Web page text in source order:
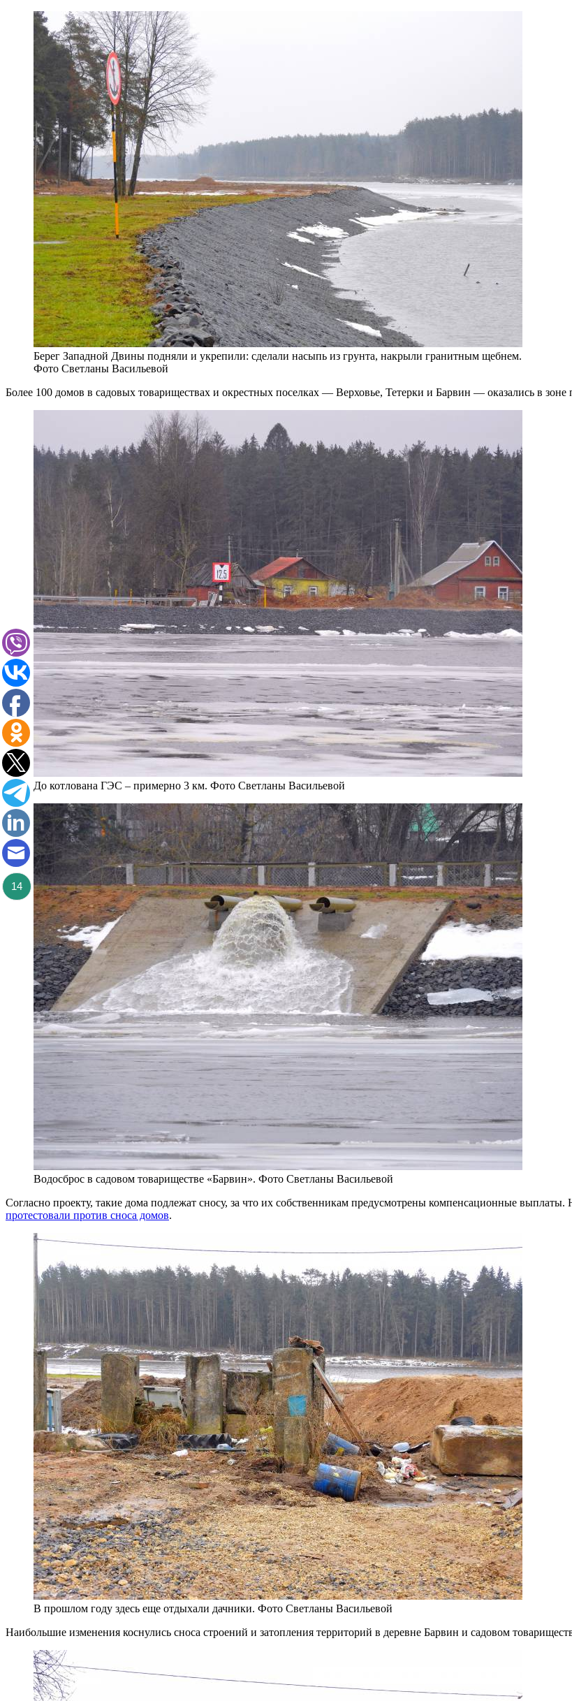
Берег Западной Двины подняли и укрепили: сделали насыпь из грунта, накрыли гранитным щебнем.
Фото Светланы Васильевой
Более 100 домов в садовых товариществах и окрестных поселках — Верховье, Тетерки и Барвин — оказались в
До котлована ГЭС – примерно 3 км. Фото Светланы Васильевой
Водосброс в садовом товариществе «Барвин». Фото Светланы Васильевой
Согласно проекту, такие дома подлежат сносу, за что их собственникам предусмотрены компенсационные
протестовали против сноса домов.
В прошлом году здесь еще отдыхали дачники. Фото Светланы Васильевой
Наибольшие изменения коснулись сноса строений и затопления территорий в деревне Барвин и садовом
14